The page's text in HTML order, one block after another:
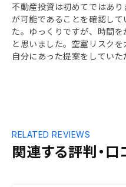
不動産投資は初めてではあ
が可能であることを確認し
た。ゆっくりですが、時間
と思いました。空室リスクを
自分にあった提案をしていた
関連する評判・口
RELATED REVIEWS